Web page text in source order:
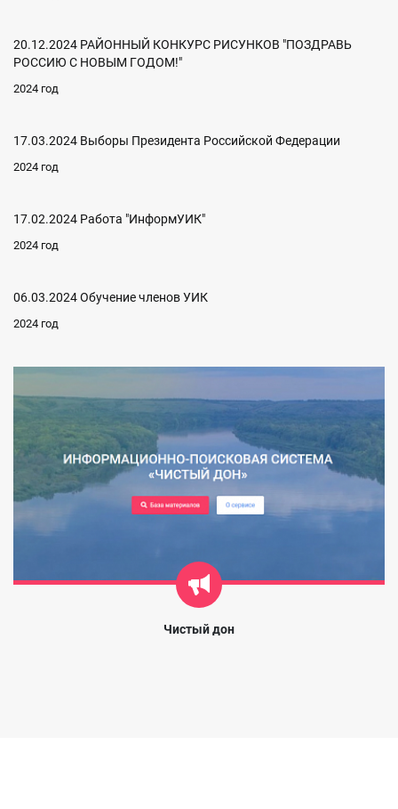
20.12.2024 РАЙОННЫЙ КОНКУРС РИСУНКОВ "ПОЗДРАВЬ
РОССИЮ С НОВЫМ ГОДОМ!"
2024 год
17.03.2024 Выборы Президента Российской Федерации
2024 год
17.02.2024 Работа "ИнформУИК"
2024 год
06.03.2024 Обучение членов УИК
2024 год
Чистый дон